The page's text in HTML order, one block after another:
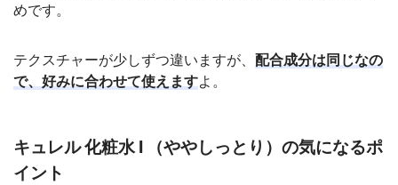
めです。
テクスチャーが少しずつ違いますが、 配合成分は同じなの
で、好みに合わせて使えますよ。
キュレル 化粧水 I （ややしっとり）の気になるポ
イント